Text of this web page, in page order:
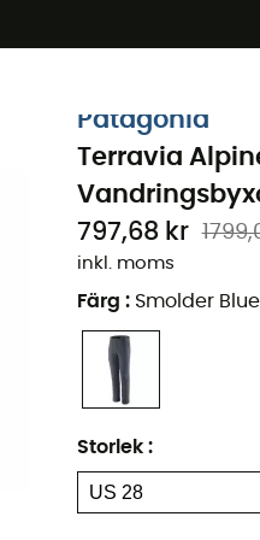
kod Summer5
Patagonia
Terravia
797,68 kr
inkl. moms
Färg : Smolder Blue
Storlek :